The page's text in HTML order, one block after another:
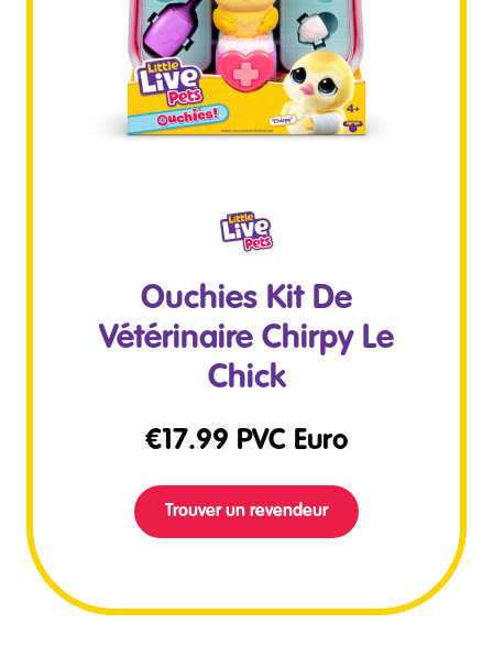
Ouchies Kit De
Vétérinaire Chirpy Le
Chick
€17.99 PVC Euro
Trouver un revendeur